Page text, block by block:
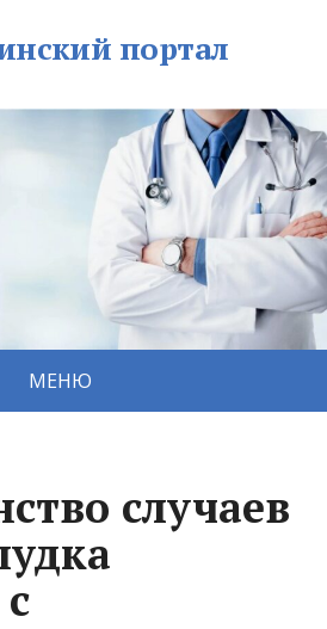
портал
МЕНЮ
случаев